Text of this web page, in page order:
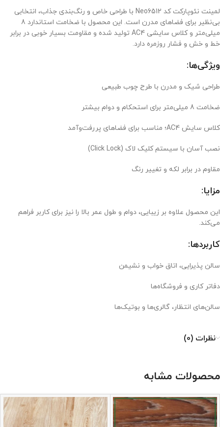
لمینت نئوپارکت کد Neo6512 با طراحی خاص و رنگ‌بندی جذاب، انتخابی
بی‌نظیر برای فضاهای مدرن است. این محصول با ضخامت استاندارد 8
میلی‌متر و کلاس سایشی AC4 تولید شده و مقاومت بسیار خوبی در برابر
خط و خش و فشار روزمره دارد.
ویژگی‌ها:
طراحی شیک و مدرن با طرح چوب طبیعی
ضخامت 8 میلی‌متر برای استحکام و دوام بیشتر
کلاس سایش AC4؛ مناسب برای فضاهای پررفت‌وآمد
نصب آسان با سیستم کلیک لاک (Click Lock)
مقاوم در برابر لکه و تغییر رنگ
مزایا:
این محصول علاوه بر زیبایی، دوام و طول عمر بالا را نیز برای کاربر فراهم
می‌کند.
کاربردها:
سالن پذیرایی، اتاق خواب و نشیمن
دفاتر کاری و فروشگاه‌ها
سالن‌های انتظار، گالری‌ها و بوتیک‌ها
نظرات (0)
محصولات مشابه